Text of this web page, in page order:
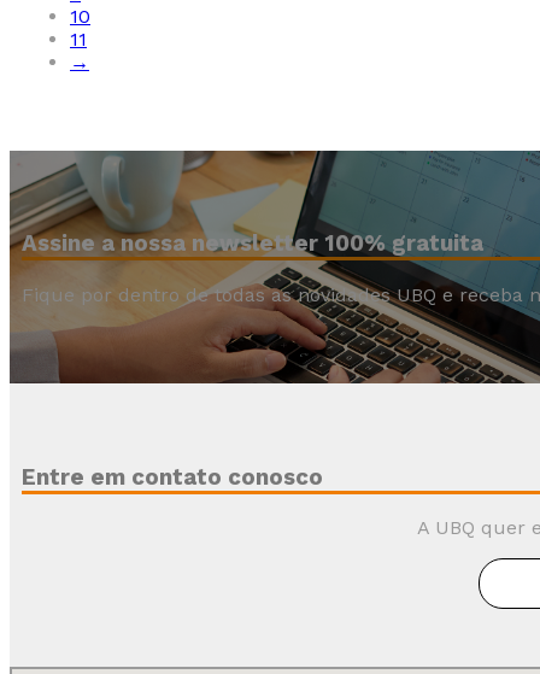
10
11
→
Assine a nossa newsletter 100% gratuita
Fique por dentro de todas as novidades UBQ e receba
Entre em contato conosco
A UBQ quer